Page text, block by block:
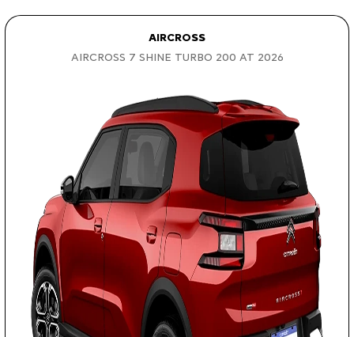
AIRCROSS
AIRCROSS 7 SHINE TURBO 200 AT 2026